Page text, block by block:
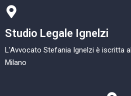
Studio Legale Ignelzi
L'Avvocato Stefania Ignelzi è iscritta
Milano